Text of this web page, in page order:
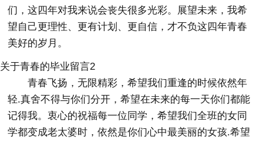
们，这四年对我来说会丧失很多光彩。展望未来，我希
望自己更理性、更有计划、更自信，才不负这四年青春
美好的岁月。
关于青春的毕业留言2
青春飞扬，无限精彩，希望我们重逢的时候依然年
轻.真舍不得与你们分开，希望在未来的每一天你们都能
记得我。衷心的祝福每一位同学，希望我们全班的女同
学都变成老太婆时，依然是你们心中最美丽的女孩.希望